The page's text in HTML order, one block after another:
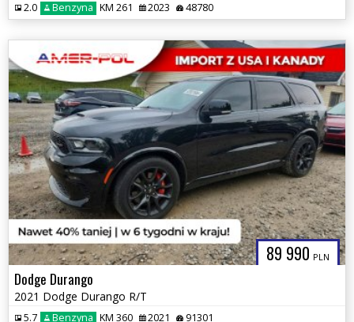
2.0 Benzyna KM 261 2023 48780
89 990 PLN
Dodge Durango
2021 Dodge Durango R/T
5.7 Benzyna KM 360 2021 91301